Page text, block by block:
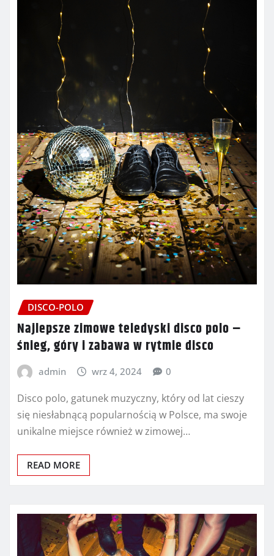
DISCO-POLO
Najlepsze zimowe teledyski disco polo –
śnieg, góry i zabawa w rytmie disco
admin wrz 4, 2024 0
Disco polo, gatunek muzyczny, który od lat cieszy
się niesłabnącą popularnością w Polsce, ma swoje
unikalne miejsce również w zimowej…
READ MORE